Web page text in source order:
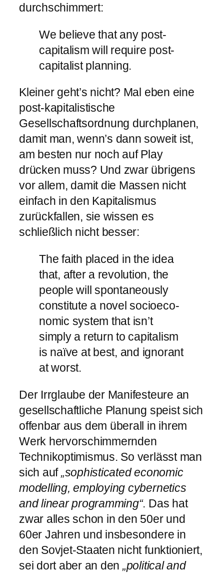
durchschimmert:
We be­lieve that any post-​
capitalism will re­quire post-​
capitalist plan­ning.
Kleiner geht’s nicht? Mal eben eine
post-kapitalistische
Gesellschaftsordnung durchplanen,
damit man, wenn’s dann soweit ist,
am besten nur noch auf Play
drücken muss? Und zwar übrigens
vor allem, damit die Massen nicht
einfach in den Kapitalismus
zurückfallen, sie wissen es
schließlich nicht besser:
The faith placed in the idea
that, after a re­volu­tion, the
people will spon­tan­eously
con­sti­tute a novel so­cioeco­
nomic system that isn’t
simply a re­turn to cap­it­alism
is naïve at best, and ig­norant
at worst.
Der Irrglaube der Manifesteure an
gesellschaftliche Planung speist sich
offenbar aus dem überall in ihrem
Werk hervorschimmernden
Technikoptimismus. So verlässt man
sich auf „soph­ist­ic­ated eco­nomic
mod­el­ling, em­ploying cy­ber­netics
and linear pro­gram­ming“. Das hat
zwar alles schon in den 50er und
60er Jahren und insbesondere in
den Sovjet-Staaten nicht funktioniert,
sei dort aber an den „polit­ical and